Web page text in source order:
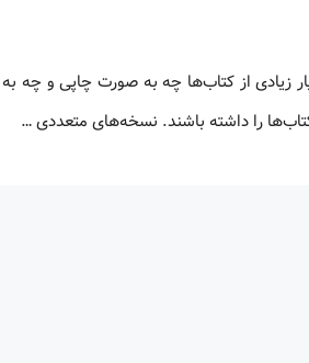
را داشته باشند. نسخه‌های متعددی …